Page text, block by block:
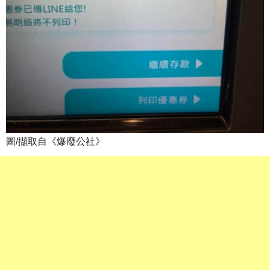
圖/擷取自《爆廢公社》